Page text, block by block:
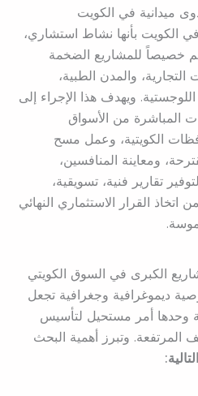
ميدانية في الكويت
الكويت بأنها نشاط استشاري،
خصيصاً للمشاريع الضخمة
والمدن الطبية،
ويهدف هذا الإجراء إلى
المباشرة من الأسواق
الكويتية، وعمل مسح
ومعاينة المنافسين،
تقارير فنية، تسويقية،
اتخاذ القرار الاستثماري النهائي
الكبرى في السوق الكويتي
ديموغرافية وجغرافية تجعل
وحدها أمر مستحيل لتأسيس
المرتفعة. وتبرز أهمية البحث